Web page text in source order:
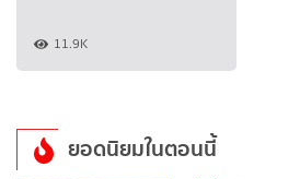
11.9K
ยอดนิยมในตอนนี้